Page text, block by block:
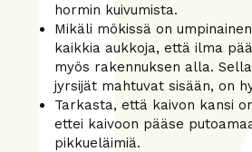
hormin kuivumista.
Mikäli mökissä on
kaikkia aukkoja, että ilma
myös rakennuksen alla.
jyrsijät mahtuvat sisään, on
Tarkasta, että kaivon kansi
ettei kaivoon pääse
pikkueläimiä.